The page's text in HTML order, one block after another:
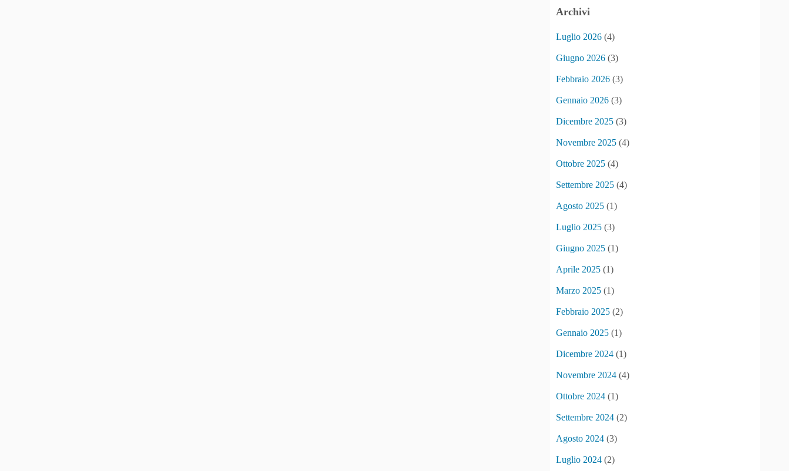
Archivi
Luglio 2026 (4)
Giugno 2026 (3)
Febbraio 2026 (3)
Gennaio 2026 (3)
Dicembre 2025 (3)
Novembre 2025 (4)
Ottobre 2025 (4)
Settembre 2025 (4)
Agosto 2025 (1)
Luglio 2025 (3)
Giugno 2025 (1)
Aprile 2025 (1)
Marzo 2025 (1)
Febbraio 2025 (2)
Gennaio 2025 (1)
Dicembre 2024 (1)
Novembre 2024 (4)
Ottobre 2024 (1)
Settembre 2024 (2)
Agosto 2024 (3)
Luglio 2024 (2)